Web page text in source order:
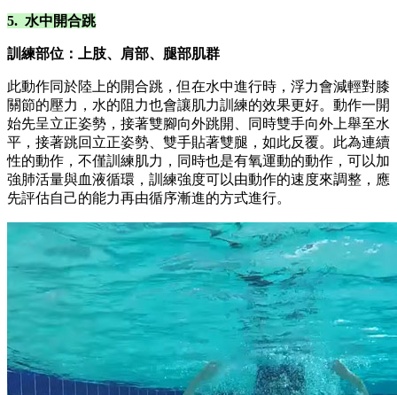
5. 水中開合跳
訓練部位：上肢、肩部、腿部肌群
此動作同於陸上的開合跳，但在水中進行時，浮力會減輕對膝
關節的壓力，水的阻力也會讓肌力訓練的效果更好。動作一開
始先呈立正姿勢，接著雙腳向外跳開、同時雙手向外上舉至水
平，接著跳回立正姿勢、雙手貼著雙腿，如此反覆。此為連續
性的動作，不僅訓練肌力，同時也是有氧運動的動作，可以加
強肺活量與血液循環，訓練強度可以由動作的速度來調整，應
先評估自己的能力再由循序漸進的方式進行。